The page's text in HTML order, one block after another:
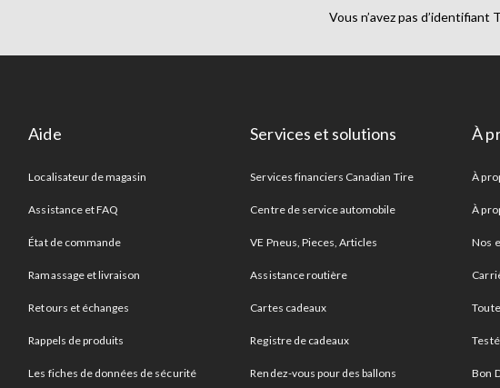
Vous n’avez pas
Aide
Localisateur de magasin
Assistance et FAQ
État de commande
Ramassage et livraison
Retours et échanges
Rappels de produits
Les fiches de données de sécurité
Services et solutions
Services financiers Canadian Tire
Centre de service automobile
VE Pneus, Pieces, Articles
Assistance routière
Cartes cadeaux
Registre de cadeaux
Rendez-vous pour des ballons
À
À
À
Nos
Bon